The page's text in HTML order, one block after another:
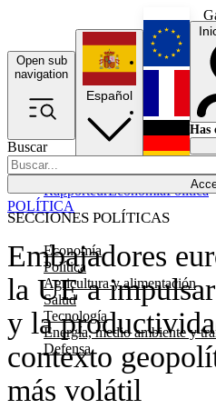
Open sub
navigation
Buscar
SECCIONES POLÍTICAS
Economía
Política
Agricultura y alimentación
Salud
Tecnología
Energía, medio ambiente y
Defensa
RapporteurEconomíaPolítica
Español
Has
Embajadores
la UE a
y la
contexto
más volátil
POLÍTICA